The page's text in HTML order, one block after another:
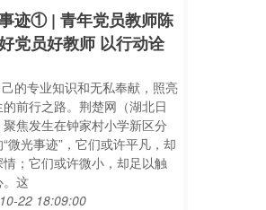
迹① | 青年党员教师陈
党员好教师 以行动诠
的专业知识和无私奉献，照亮
前行之路。荆楚网（湖北日
聚焦发生在钟家村小学新区分
微光事迹”，它们或许平凡，却
情；它们或许微小，却足以触
。这
22 18:09:00